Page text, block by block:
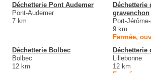
Déchetterie Pont Audemer
Pont-Audemer
7 km
Déchetterie
gravenchon
Port-
9 km
Fermée,
Déchetterie Bolbec
Bolbec
12 km
Lillebonne
12 km